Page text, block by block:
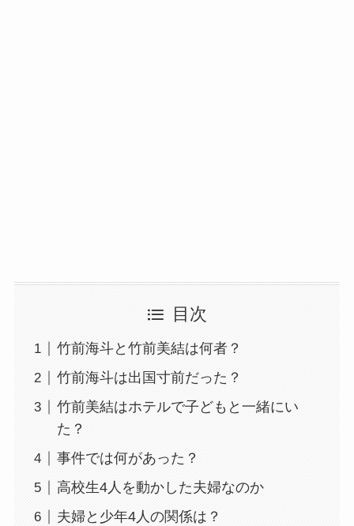
目次
竹前海斗と竹前美結は何者？
竹前海斗は出国寸前だった？
竹前美結はホテルで子どもと一緒にい
た？
事件では何があった？
高校生4人を動かした夫婦なのか
夫婦と少年4人の関係は？